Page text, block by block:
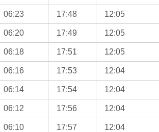
06:23 17:48 12:05
06:20 17:49 12:05
06:18 17:51 12:05
06:16 17:53 12:04
06:14 17:54 12:04
06:12 17:56 12:04
06:10 17:57 12:04